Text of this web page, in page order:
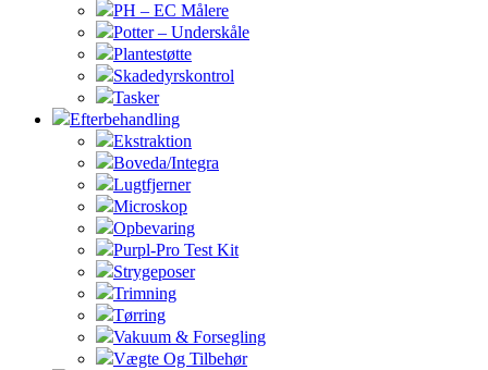
PH – EC Målere
Potter – Underskåle
Plantestøtte
Skadedyrskontrol
Tasker
Efterbehandling
Ekstraktion
Boveda/Integra
Lugtfjerner
Microskop
Opbevaring
Purpl-Pro Test Kit
Strygeposer
Trimning
Tørring
Vakuum & Forsegling
Vægte Og Tilbehør